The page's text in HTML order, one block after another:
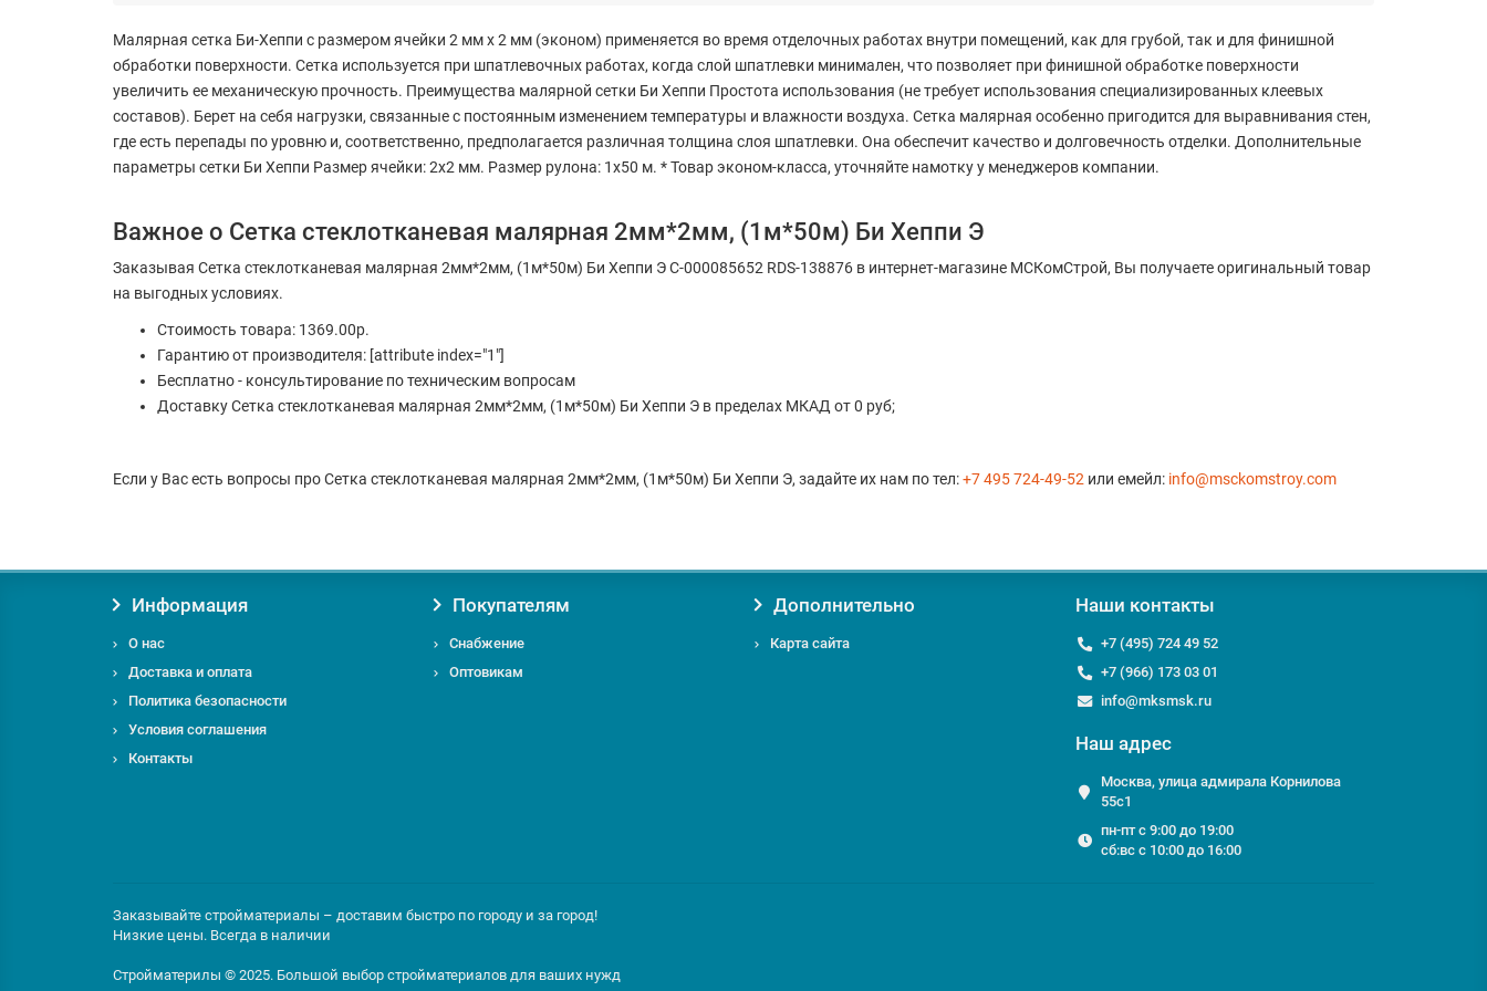
Малярная сетка Би-Хеппи с размером ячейки 2 мм х 2 мм (эконом) применяется во время отделочных работах внутри помещений, как для грубой, так и для финишной
обработки поверхности. Сетка используется при шпатлевочных работах, когда слой шпатлевки минимален, что позволяет при финишной обработке поверхности
увеличить ее механическую прочность. Преимущества малярной сетки Би Хеппи Простота использования (не требует использования специализированных клеевых
составов). Берет на себя нагрузки, связанные с постоянным изменением температуры и влажности воздуха. Сетка малярная особенно пригодится для выравнивания стен,
где есть перепады по уровню и, соответственно, предполагается различная толщина слоя шпатлевки. Она обеспечит качество и долговечность отделки. Дополнительные
параметры сетки Би Хеппи Размер ячейки: 2х2 мм. Размер рулона: 1х50 м. * Товар эконом-класса, уточняйте намотку у менеджеров компании.
Важное о Сетка стеклотканевая малярная 2мм*2мм, (1м*50м) Би Хеппи Э
Заказывая Сетка стеклотканевая малярная 2мм*2мм, (1м*50м) Би Хеппи Э С-000085652 RDS-138876 в интернет-магазине МСКомСтрой, Вы получаете оригинальный товар
на выгодных условиях.
Стоимость товара: 1369.00р.
Гарантию от производителя: [attribute index="1"]
Бесплатно - консультирование по техническим вопросам
Доставку Сетка стеклотканевая малярная 2мм*2мм, (1м*50м) Би Хеппи Э в пределах МКАД от 0 руб;
Если у Вас есть вопросы про Сетка стеклотканевая малярная 2мм*2мм, (1м*50м) Би Хеппи Э, задайте их нам по тел:+7 495 724-49-52 или емейл: info@msckomstroy.com
Информация
О нас
Доставка и оплата
Политика безопасности
Условия соглашения
Контакты
Покупателям
Снабжение
Оптовикам
Дополнительно
Карта сайта
Наши контакты
+7 (495) 724 49 52
+7 (966) 173 03 01
info@mksmsk.ru
Наш адрес
Москва, улица адмирала Корнилова
55с1
пн-пт с 9:00 до 19:00
сб:вс с 10:00 до 16:00
Заказывайте стройматериалы – доставим быстро по городу и за город!
Низкие цены. Всегда в наличии
Стройматерилы © 2025. Большой выбор стройматериалов для ваших нужд